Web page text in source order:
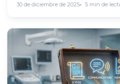
30 de diciembre de 2025 5 min de